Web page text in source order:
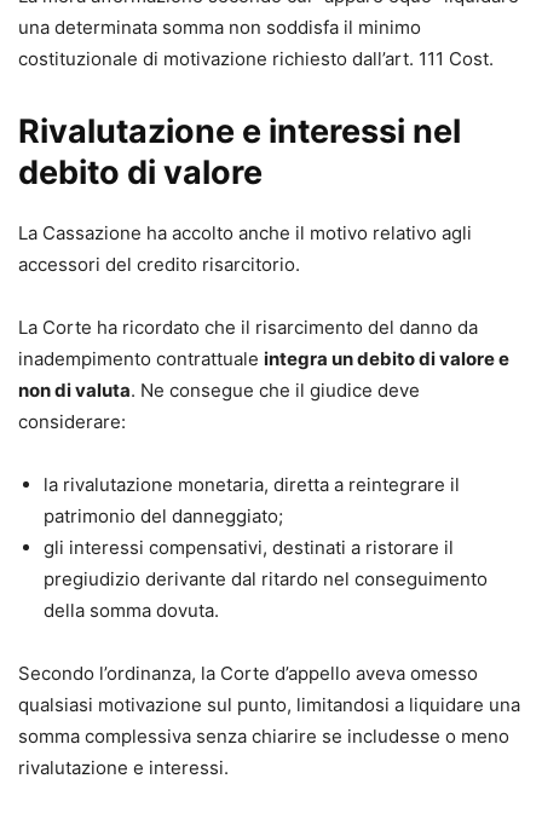
una determinata somma non soddisfa il minimo
costituzionale di motivazione richiesto dall’art. 111 Cost.
Rivalutazione e interessi nel
debito di valore
La Cassazione ha accolto anche il motivo relativo agli
accessori del credito risarcitorio.
La Corte ha ricordato che il risarcimento del danno da
inadempimento contrattuale integra un debito di valore e
non di valuta. Ne consegue che il giudice deve
considerare:
la rivalutazione monetaria, diretta a reintegrare il
patrimonio del danneggiato;
gli interessi compensativi, destinati a ristorare il
pregiudizio derivante dal ritardo nel conseguimento
della somma dovuta.
Secondo l’ordinanza, la Corte d’appello aveva omesso
qualsiasi motivazione sul punto, limitandosi a liquidare una
somma complessiva senza chiarire se includesse o meno
rivalutazione e interessi.